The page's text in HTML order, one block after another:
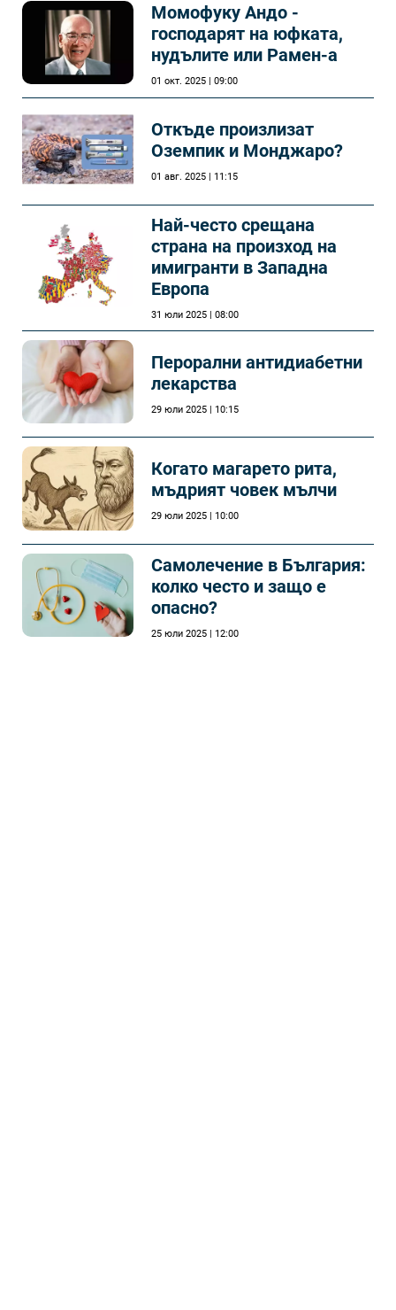
Момофуку Андо -
господарят на юфката,
нудълите или Рамен-а
01 окт. 2025 | 09:00
Откъде произлизат
Оземпик и Монджаро?
01 авг. 2025 | 11:15
Най-често срещана
страна на произход на
имигранти в Западна
Европа
31 юли 2025 | 08:00
Перорални антидиабетни
лекарства
29 юли 2025 | 10:15
Когато магарето рита,
мъдрият човек мълчи
29 юли 2025 | 10:00
Самолечeние в България:
колко често и защо е
опасно?
25 юли 2025 | 12:00